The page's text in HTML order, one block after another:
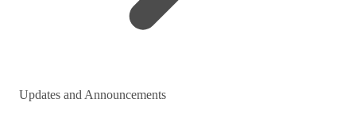
Updates and Announcements